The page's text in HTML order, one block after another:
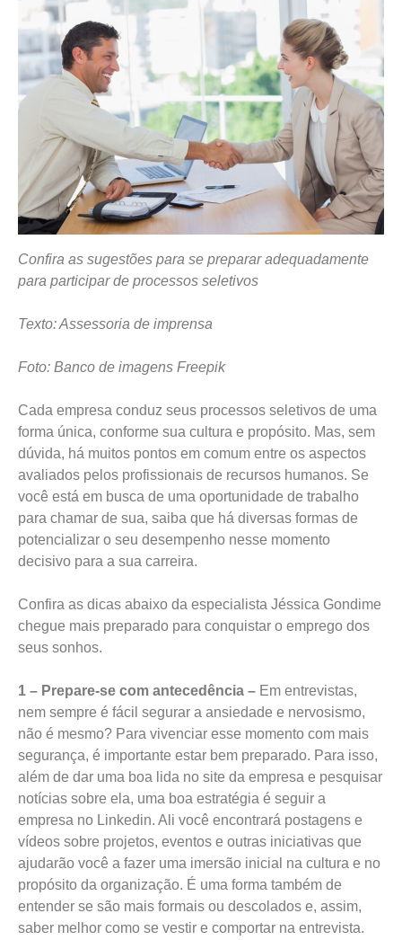
Confira as sugestões para se preparar adequadamente
para participar de processos seletivos
Texto: Assessoria de imprensa
Foto: Banco de imagens Freepik
Cada empresa conduz seus processos seletivos de uma
forma única, conforme sua cultura e propósito. Mas, sem
dúvida, há muitos pontos em comum entre os aspectos
avaliados pelos profissionais de recursos humanos. Se
você está em busca de uma oportunidade de trabalho
para chamar de sua, saiba que há diversas formas de
potencializar o seu desempenho nesse momento
decisivo para a sua carreira.
Confira as dicas abaixo da especialista Jéssica Gondime
chegue mais preparado para conquistar o emprego dos
seus sonhos.
1 – Prepare-se com antecedência – Em entrevistas,
nem sempre é fácil segurar a ansiedade e nervosismo,
não é mesmo? Para vivenciar esse momento com mais
segurança, é importante estar bem preparado. Para isso,
além de dar uma boa lida no site da empresa e pesquisar
notícias sobre ela, uma boa estratégia é seguir a
empresa no Linkedin. Ali você encontrará postagens e
vídeos sobre projetos, eventos e outras iniciativas que
ajudarão você a fazer uma imersão inicial na cultura e no
propósito da organização. É uma forma também de
entender se são mais formais ou descolados e, assim,
saber melhor como se vestir e comportar na entrevista.